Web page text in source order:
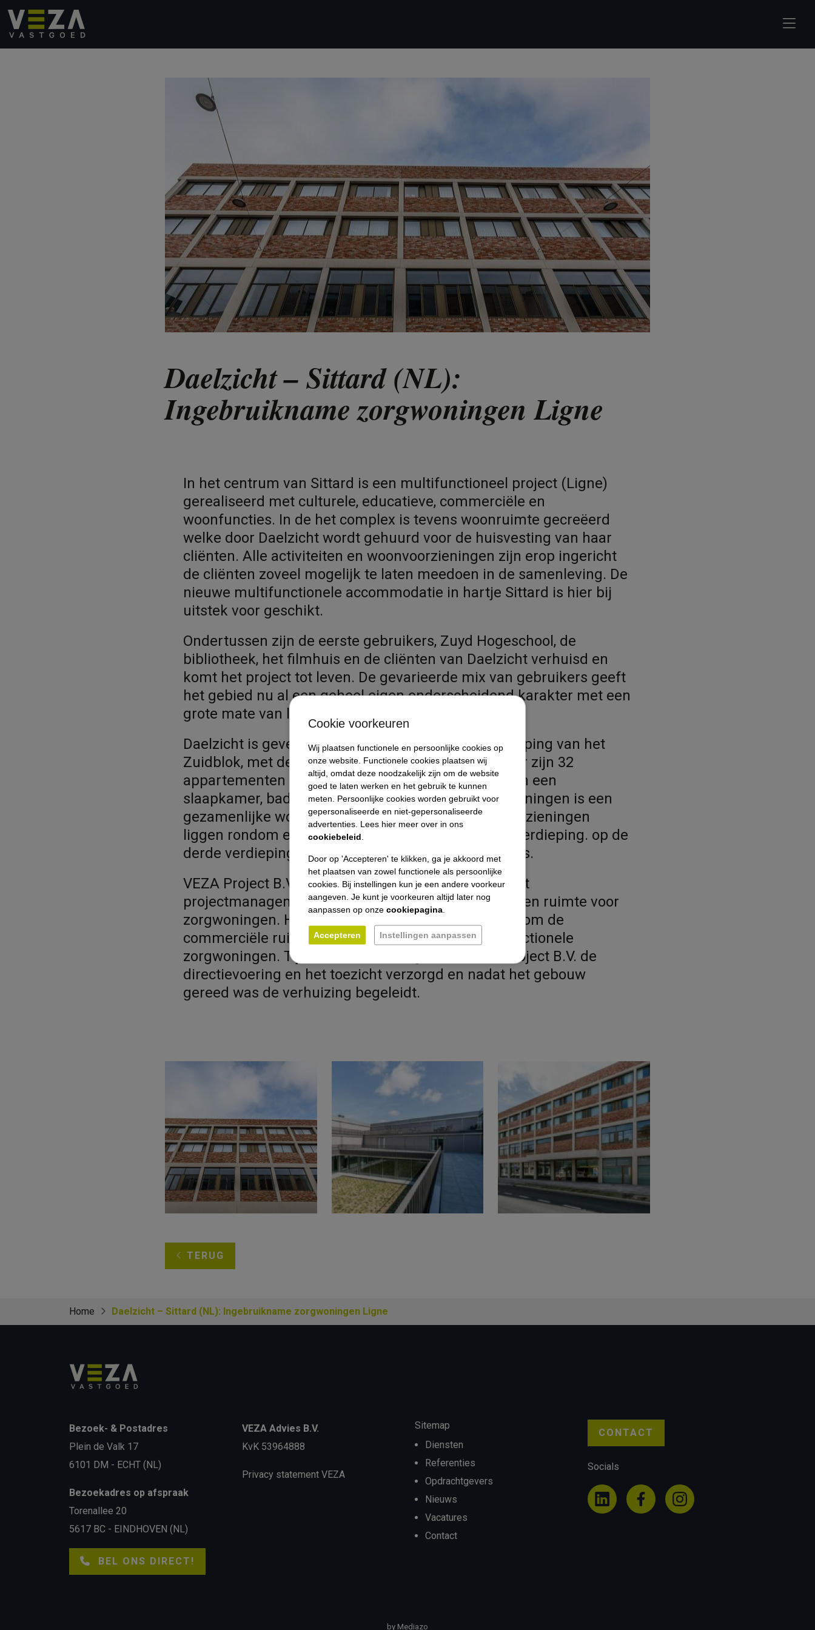
Daelzicht – Sittard (NL):
Ingebruikname zorgwoningen Ligne
In het centrum van Sittard is een multifunctioneel project (Ligne)
gerealiseerd met culturele, educatieve, commerciële en
woonfuncties. In de het complex is tevens woonruimte gecreëerd
welke door Daelzicht wordt gehuurd voor de huisvesting van haar
cliënten. Alle activiteiten en woonvoorzieningen zijn erop ingericht
de cliënten zoveel mogelijk te laten meedoen in de samenleving. De
nieuwe multifunctionele accommodatie in hartje Sittard is hier bij
uitstek voor geschikt.
Ondertussen zijn de eerste gebruikers, Zuyd Hogeschool, de
bibliotheek, het filmhuis en de cliënten van Daelzicht verhuisd en
komt het project tot leven. De gevarieerde mix van gebruikers geeft
het gebied nu al een geheel eigen onderscheidend karakter met een
grote mate van levendigheid.
Daelzicht is gevestigd op de tweede en derde verdieping van het
Zuidblok, met de entree aan de Rijksweg Noord. Hier zijn 32
appartementen gerealiseerd, welke zijn voorzien van een
slaapkamer, badkamer en keuken. Voor elke tien woningen is een
gezamenlijke woonkamer gerealiseerd. Al deze voorzieningen
liggen rondom een grote binnentuin op de tweede verdieping. op de
derde verdieping is bovendien een groot zonneterras.
VEZA Project B.V. heeft in opdracht van Daelzicht het
projectmanagement verzorgd. In de basis was er geen ruimte voor
zorgwoningen. Het is dus een hele opgave geweest om de
commerciële ruimtes aan te passen naar goede functionele
zorgwoningen. Tijdens de uitvoering heeft VEZA Project B.V. de
directievoering en het toezicht verzorgd en nadat het gebouw
gereed was de verhuizing begeleidt.
TERUG
Home Daelzicht – Sittard (NL): Ingebruikname zorgwoningen Ligne
Bezoek- & Postadres
Plein de Valk 17
6101 DM - ECHT (NL)
Bezoekadres op afspraak
Torenallee 20
5617 BC - EINDHOVEN (NL)
BEL ONS DIRECT!
VEZA Advies B.V.
KvK 53964888
Privacy statement VEZA
Sitemap
Diensten
Referenties
Opdrachtgevers
Nieuws
Vacatures
Contact
CONTACT
Socials
by Mediazo
Cookie voorkeuren
Wij plaatsen functionele en persoonlijke cookies op
onze website. Functionele cookies plaatsen wij
altijd, omdat deze noodzakelijk zijn om de website
goed te laten werken en het gebruik te kunnen
meten. Persoonlijke cookies worden gebruikt voor
gepersonaliseerde en niet-gepersonaliseerde
advertenties. Lees hier meer over in ons
cookiebeleid
Door op 'Accepteren' te klikken, ga je akkoord met
het plaatsen van zowel functionele als persoonlijke
cookies. Bij instellingen kun je een andere voorkeur
aangeven. Je kunt je voorkeuren altijd later nog
aanpassen op onze cookiepagina
Accepteren Instellingen aanpassen
Diensten
Referenties / projecten
Opdrachtgevers
Nieuws
Contact